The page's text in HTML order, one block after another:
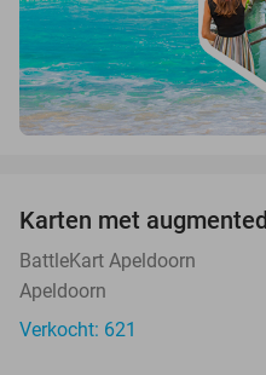
Karten met
BattleKart Apeldoorn
Apeldoorn
Verkocht: 621